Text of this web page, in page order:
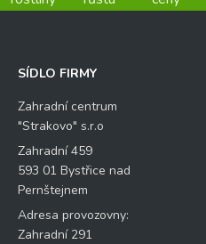
SÍDLO FIRMY
Zahradní centrum
"Strakovo" s.r.o
Zahradní 459
593 01 Bystřice nad
Pernštejnem
Adresa provozovny:
Zahradní 291